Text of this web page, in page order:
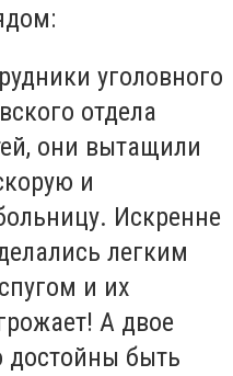
уголовного
отдела
они вытащили
и
Искренне
легким
и их
А двое
достойны быть